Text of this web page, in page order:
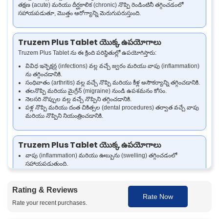
తక్షణ (acute) మరియు దీర్ఘకాలిక (chronic) నొప్పి రెండింటినీ తగ్గించడంలో
సహాయపడుతూ, మొత్తం ఆరోగ్యాన్ని మెరుగుపరుస్తుంది.
Truzem Plus Tablet యొక్క ఉపయోగాలు
Truzem Plus Tablet ను ఈ క్రింది పరిస్థితుల్లో ఉపయోగిస్తారు:
వివిధ ఇన్ఫెక్షన్ల (infections) వల్ల వచ్చే జ్వరం మరియు వాపు (inflammation)
ను తగ్గించడానికి.
సంధివాతం (arthritis) వల్ల వచ్చే నొప్పి మరియు కీళ్ల అసౌకర్యాన్ని తగ్గించడానికి.
తలనొప్పి మరియు మైగ్రేన్ (migraine) నుండి ఉపశమనం కోసం.
నెలసరి నొప్పుల వల్ల వచ్చే నొప్పిని తగ్గించడానికి.
పళ్ల నొప్పి మరియు దంత చికిత్సల (dental procedures) తర్వాత వచ్చే వాపు
మరియు నొప్పిని నియంత్రించడానికి.
Truzem Plus Tablet యొక్క ఉపయోగాలు
వాపు (inflammation) మరియు ఊబ్బును (swelling) తగ్గించడంలో
సహాయపడుతుంది.
పళ్ల నొప్పి మరియు శస్త్రచికిత్స (surgery) తర్వాత వచ్చే వాపు (post-surgical
inflammation) ను నియంత్రించడంలో సహాయపడుతుంది.
Rutoside Trihydrate తో రక్తప్రసరణ (circulation) ను మెరుగుపరచి
Rating & Reviews
Rate your recent purchases.
Rate Now